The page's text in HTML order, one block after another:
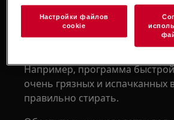
стирки и сушки.
Выберите программу в
загрузки и степени
Например, программа
очень грязных и испачканных
правильно стирать.
Настройки файлов
cookie